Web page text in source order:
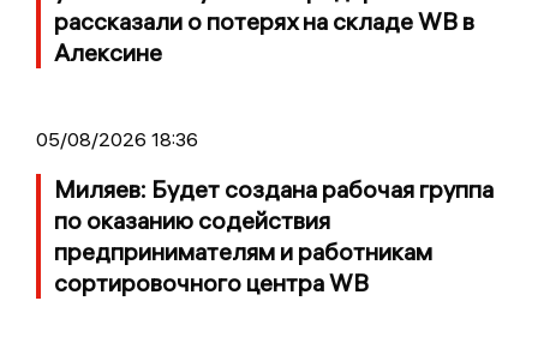
рассказали о потерях на складе WB в
Алексине
05/08/2026 18:36
Миляев: Будет создана рабочая группа
по оказанию содействия
предпринимателям и работникам
сортировочного центра WB